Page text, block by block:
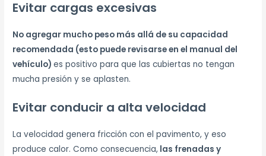
Evitar cargas excesivas
No agregar mucho peso más allá de su capacidad
recomendada (esto puede revisarse en el manual del
vehículo)es positivo para que las cubiertas no tengan
mucha presión y se aplasten.
Evitar conducir a alta velocidad
La velocidad genera fricción con el pavimento, y eso
produce calor. Como consecuencia, las frenadas y